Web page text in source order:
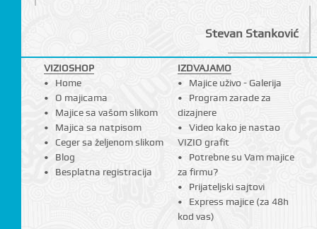
Stevan Stanković
VIZIOSHOP
Home
O majicama
Majice sa vašom slikom
Majica sa natpisom
Ceger sa željenom slikom
Blog
Besplatna registracija
IZDVAJAMO
Majice uživo - Galerija
Program zarade za
dizajnere
Video kako je nastao
VIZIO grafit
Potrebne su Vam majice
za firmu?
Prijateljski sajtovi
Express majice (za 48h
kod vas)